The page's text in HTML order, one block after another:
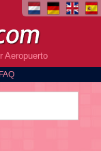
Aeropuerto
FAQ